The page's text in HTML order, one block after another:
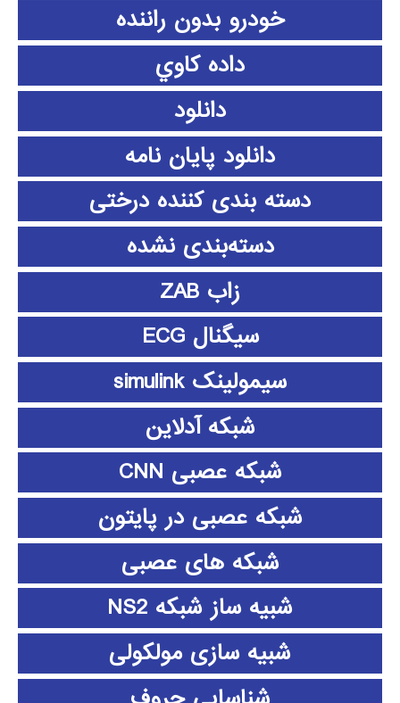
خودرو بدون راننده
داده كاوي
دانلود
دانلود پايان نامه
دسته بندی کننده درختی
دسته‌بندی نشده
زاب ZAB
سیگنال ECG
سیمولینک simulink
شبکه آدلاین
شبکه عصبی CNN
شبکه عصبی در پایتون
شبکه های عصبی
شبیه ساز شبکه NS2
شبیه سازی مولکولی